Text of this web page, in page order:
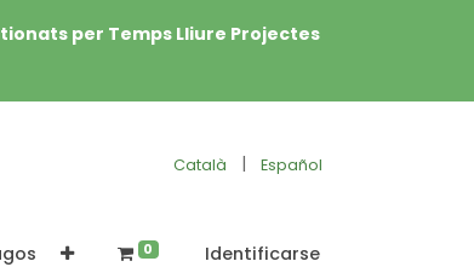
per Temps Lliure Projectes
Català | Español
0 Identificarse